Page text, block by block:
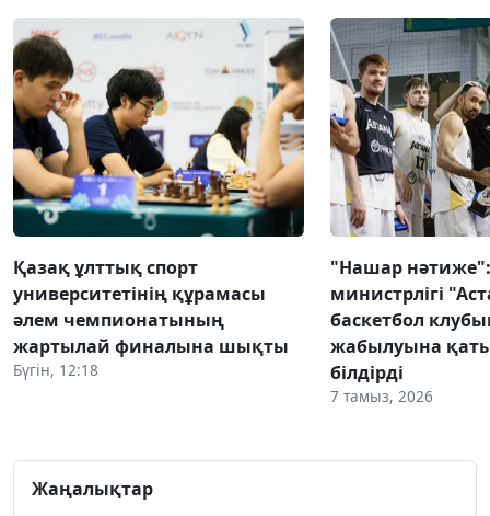
Қазақ ұлттық спорт
университетінің құрамасы
әлем чемпионатының
жартылай финалына шықты
Бүгін, 12:18
"Нашар
министрлігі
баскетбол
жабылуына
білдірді
7 тамыз, 2026
Жаңалықтар